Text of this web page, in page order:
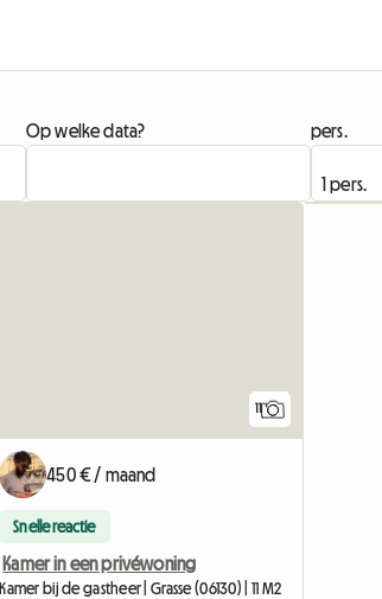
Op welke data? pers.
11
450 € / maand
Snelle reactie
Kamer in een privéwoning
Kamer bij de gastheer | Grasse (06130) | 11 M2